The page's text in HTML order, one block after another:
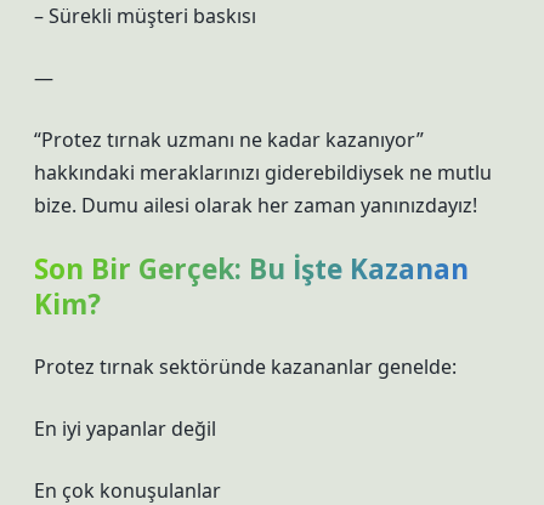
– Sürekli müşteri baskısı
—
“Protez tırnak uzmanı ne kadar kazanıyor”
hakkındaki meraklarınızı giderebildiysek ne mutlu
bize. Dumu ailesi olarak her zaman yanınızdayız!
Son Bir Gerçek: Bu İşte Kazanan
Kim?
Protez tırnak sektöründe kazananlar genelde:
En iyi yapanlar değil
En çok konuşulanlar